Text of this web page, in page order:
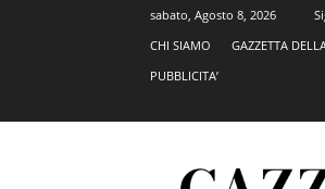
sabato, Agosto 8, 2026
CHI SIAMO
GAZZETTA
PUBBLICITA’